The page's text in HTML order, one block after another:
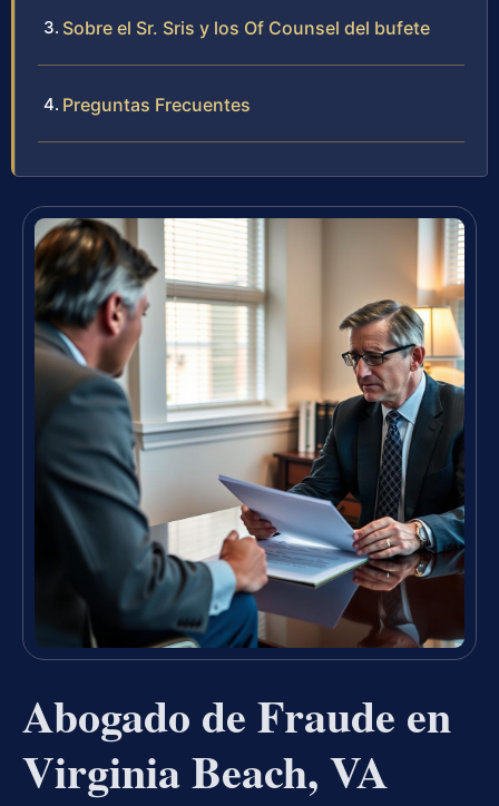
Sobre el Sr. Sris y los Of Counsel del bufete
Preguntas Frecuentes
Abogado de Fraude en
Virginia Beach, VA